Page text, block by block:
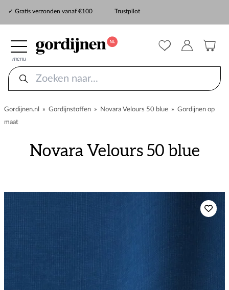
✓ Gratis verzonden vanaf €100
Trustpilot
menu
Gordijnen.nl » Gordijnstoffen » Novara Velours 50 blue » Gordijnen op
maat
Novara Velours 50 blue